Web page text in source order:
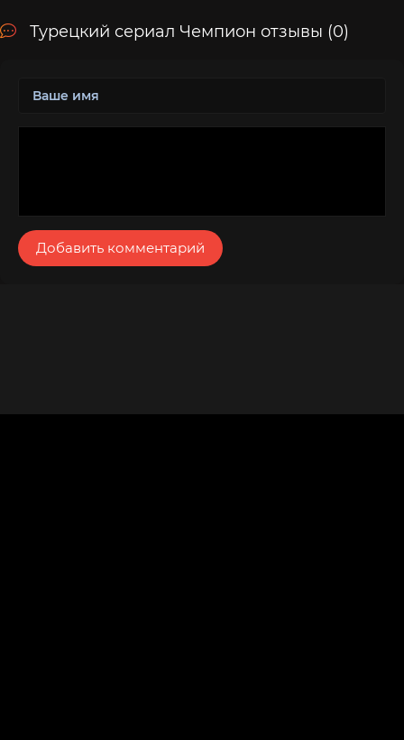
Турецкий сериал Чемпион отзывы (0)
Добавить комментарий